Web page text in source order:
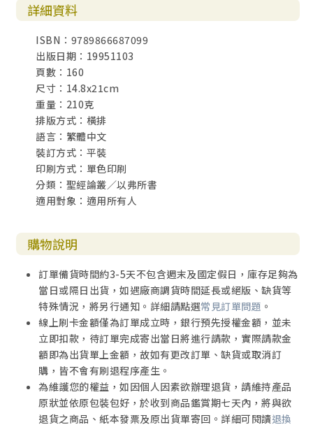
詳細資料
ISBN：9789866687099
出版日期：19951103
頁數：160
尺寸：14.8x21cm
重量：210克
排版方式：橫排
語言：繁體中文
裝訂方式：平裝
印刷方式：單色印刷
分類：聖經論叢／以弗所書
適用對象：適用所有人
購物說明
訂單備貨時間約3-5天不包含週末及國定假日，庫存足夠為
當日或隔日出貨，如遇廠商調貨時間延長或絕版、缺貨等
特殊情況，將另行通知。詳細請點選常見訂單問題 。
線上刷卡金額僅為訂單成立時，銀行預先授權金額，並未
立即扣款，待訂單完成寄出當日將進行請款，實際請款金
額即為出貨單上金額，故如有更改訂單、缺貨或取消訂
購，皆不會有刷退程序產生。
為維護您的權益，如因個人因素欲辦理退貨，請維持產品
原狀並依原包裝包好，於收到商品鑑賞期七天內，將與欲
退貨之商品、紙本發票及原出貨單寄回。詳細可閱讀退換